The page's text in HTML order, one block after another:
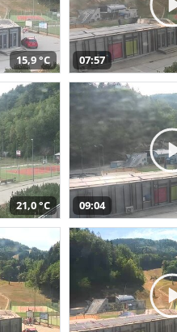
15,9 °C 07:57
21,0 °C 09:04